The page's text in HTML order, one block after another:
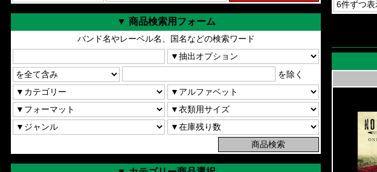
▼ 商品検索用フォーム
バンド名やレーベル名、国名などの検索ワード
を除く